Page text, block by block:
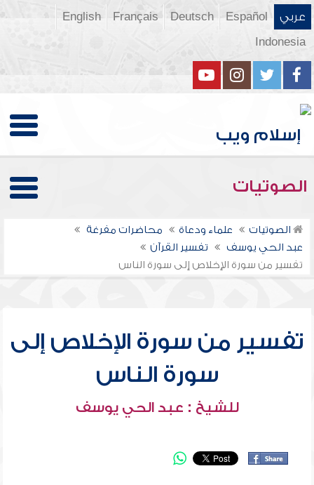
عربي Español
Deutsch
Français
English
Indonesia
الصوتيات
الصوتيات علماء ودعاة
محاضرات مفرغة
عبد الحي يوسف
تفسير القرآن
تفسير من سورة الإخلاص إلى سورة الناس
تفسير من سورة الإخلاص إلى
سورة الناس
للشيخ : عبد الحي يوسف